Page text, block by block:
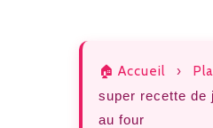
🏠 Accueil ›
super recette de
au four